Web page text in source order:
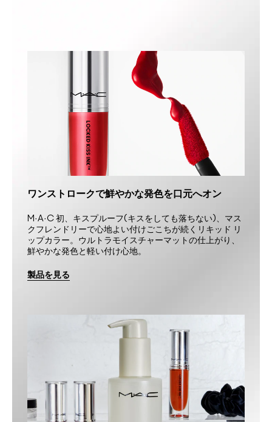
ワンストロークで鮮やかな発色を口元へオン
M·A·C 初、キスプルーフ(キスをしても落ちない)、マス
クフレンドリーで心地よい付けごこちが続くリキッド リ
ップカラー。ウルトラモイスチャーマットの仕上がり、
鮮やかな発色と軽い付け心地。
製品を見る